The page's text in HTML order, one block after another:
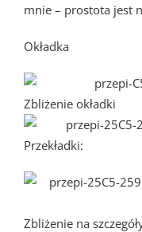
mnie – prostota jest
Okładka
Zbliżenie okładki
Przekładki:
Zbliżenie na